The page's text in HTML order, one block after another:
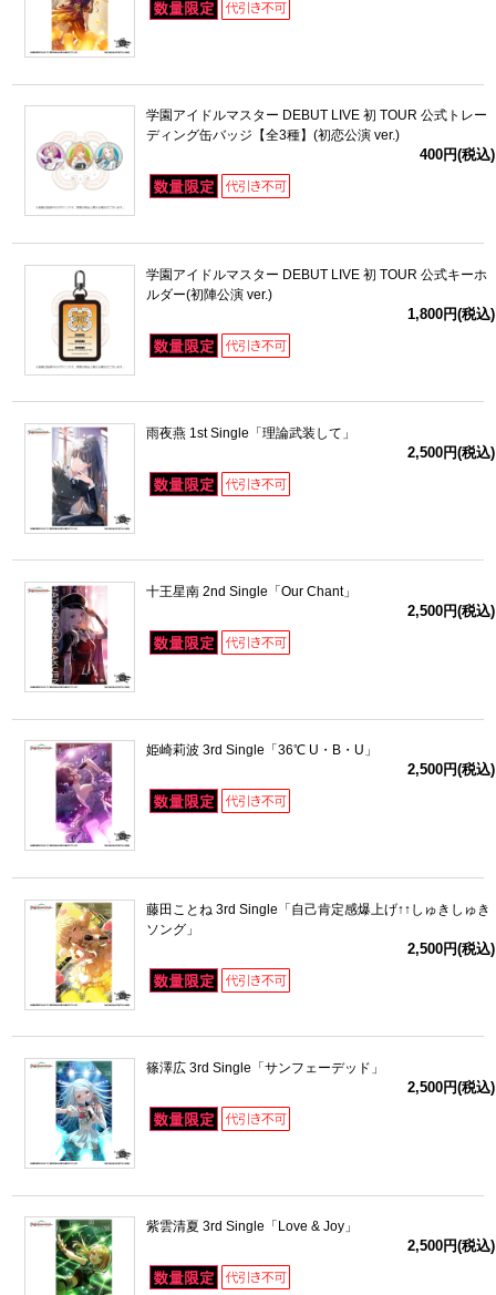
学園アイドルマスター DEBUT LIVE 初 TOUR 公式トレー
ディング缶バッジ【全3種】(初恋公演 ver.)
400円(税込)
学園アイドルマスター DEBUT LIVE 初 TOUR 公式キーホ
ルダー(初陣公演 ver.)
1,800円(税込)
雨夜燕 1st Single「理論武装して」
2,500円(税込)
十王星南 2nd Single「Our Chant」
2,500円(税込)
姫崎莉波 3rd Single「36℃ U・B・U」
2,500円(税込)
藤田ことね 3rd Single「自己肯定感爆上げ↑↑しゅきしゅき
ソング」
2,500円(税込)
篠澤広 3rd Single「サンフェーデッド」
2,500円(税込)
紫雲清夏 3rd Single「Love & Joy」
2,500円(税込)